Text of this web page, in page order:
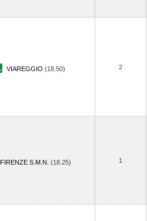
VIAREGGIO (18.50) 2
FIRENZE S.M.N. (18.25) 1